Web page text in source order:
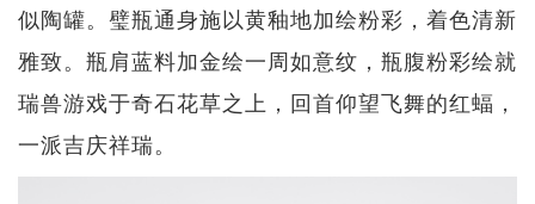
似陶罐。璧瓶通身施以黄釉地加绘粉彩，着色清新
雅致。瓶肩蓝料加金绘一周如意纹，瓶腹粉彩绘就
瑞兽游戏于奇石花草之上，回首仰望飞舞的红蝠，
一派吉庆祥瑞。